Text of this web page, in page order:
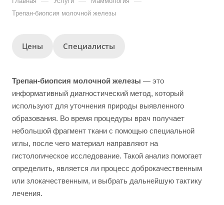
Трепан-биопсия молочной железы
Цены Специалисты
Трепан-биопсия молочной железы — это
информативный диагностический метод, который
используют для уточнения природы выявленного
образования. Во время процедуры врач получает
небольшой фрагмент ткани с помощью специальной
иглы, после чего материал направляют на
гистологическое исследование. Такой анализ помогает
определить, является ли процесс доброкачественным
или злокачественным, и выбрать дальнейшую тактику
лечения.